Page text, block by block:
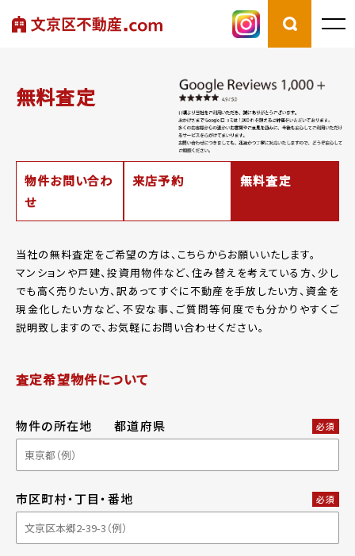
無料査定
物件お問い合わ
せ
来店予約 無料査定
当社の無料査定をご希望の方は、こちらからお願いいたします。
マンションや戸建、投資用物件など、住み替えを考えている方、少し
でも高く売りたい方、訳あってすぐに不動産を手放したい方、資金を
現金化したい方など、 不安な事、ご質問等何度でも分かりやすくご
説明致しますので、お気軽にお問い合わせください。
査定希望物件について
物件の所在地 都道府県 必須
市区町村・丁目・番地 必須